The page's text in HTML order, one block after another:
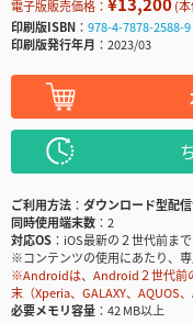
電子版販売価格：
(
印刷版ISBN
978-4-7878-2588-9
印刷版発行年月
2023/03
ご利用方法
ダウンロード型配
同時使用端末数
2
対応OS
iOS最新の２世代前ま
※コンテンツの使用にあたり、
※Androidは、Android２世代前
末（Xperia、GALAXY、AQUOS
必要メモリ容量
42 MB以上